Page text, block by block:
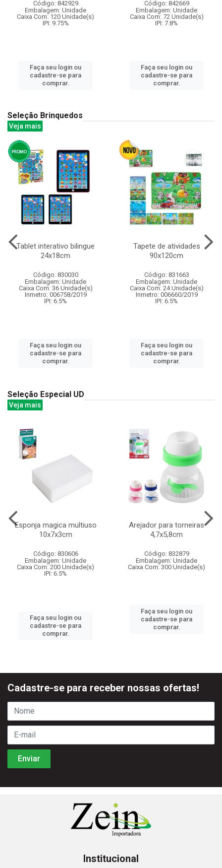
Código: 842929
Embalagem: Unidade
Caixa Com: 120 Unidade(s)
IPI: 9.75%
Faça seu login ou
cadastre-se para
comprar.
Código: 842669
Embalagem: Unidade
Caixa Com: 72 Unidade(s)
IPI: 7.8%
Faça seu login ou
cadastre-se para
comprar.
Seleção Brinquedos
Veja mais
Tablet interativo bilingue
24x18cm
Código: 830030
Embalagem: Unidade
Caixa Com: 36 Unidade(s)
Inmetro: 006758/2019
IPI: 6.5%
Faça seu login ou
cadastre-se para
comprar.
Tapete de atividades
90x120cm
Código: 831663
Embalagem: Unidade
Caixa Com: 24 Unidade(s)
Inmetro: 006660/2019
IPI: 6.5%
Faça seu login ou
cadastre-se para
comprar.
Seleção Especial UD
Veja mais
Esponja magica multiuso
10x7x3cm
Código: 830606
Embalagem: Unidade
Caixa Com: 200 Unidade(s)
IPI: 6.5%
Faça seu login ou
cadastre-se para
comprar.
Arejador para torneiras
4,7x5,8cm
Código: 832879
Embalagem: Unidade
Caixa Com: 300 Unidade(s)
Faça seu login ou
cadastre-se para
comprar.
Cadastre-se para receber nossas ofertas!
Institucional